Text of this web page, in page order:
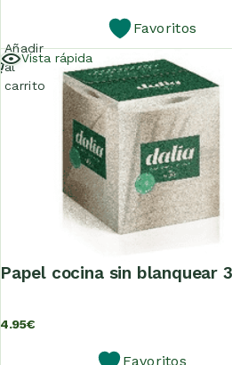
Favoritos
Vista rápida
papel cocina sin blanquear
4.95€
Favoritos
Añadir
al
carrito